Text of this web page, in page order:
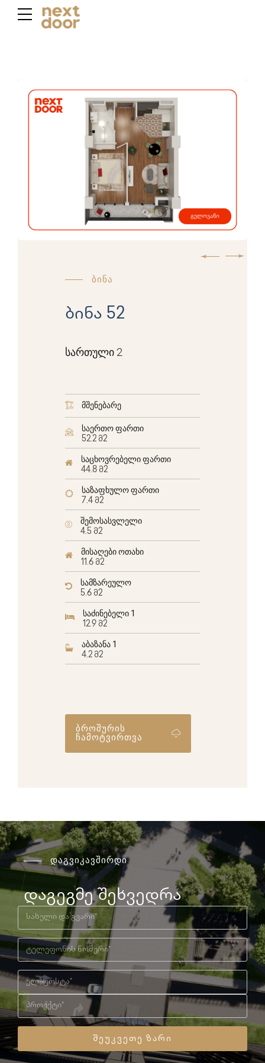
ბინა
ბინა 52
სართული 2
მშენებარე
საერთო ფართი
52.2 მ2
საცხოვრებელი ფართი
44.8 მ2
საზაფხულო ფართი
7.4 მ2
შემოსასვლელი
4.5 მ2
მისაღები ოთახი
11.6 მ2
სამზარეულო
5.6 მ2
საძინებელი 1
12.9 მ2
აბაზანა 1
4.2 მ2
ბროშურის
ჩამოტვირთვა
დაგვიკავშირდი
დაგეგმე შეხვედრა